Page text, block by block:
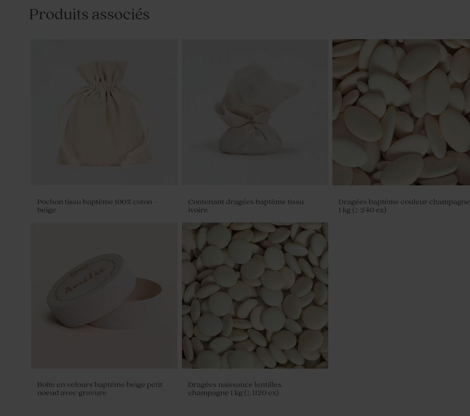
Produits associés
Pochon tissu baptême 100% coton -
beige
Contenant dragées baptême tissu
ivoire
Dragées baptême couleur champagne
1 kg (± 240 ex)
Boîte en velours baptême beige petit
noeud avec gravure
Dragées naissance lentilles
champagne 1 kg (± 1120 ex)